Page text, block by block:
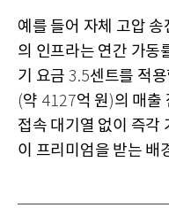
예를 들어 자체 고압
의 인프라는 연간 가동
기 요금 3.5센트를 적
(약 4127억 원 )의 매출
접속 대기열 없이 즉각
이 프리미엄을 받는 배